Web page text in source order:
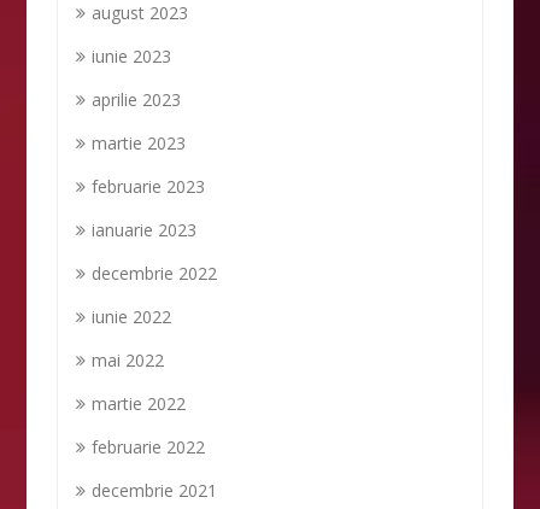
august 2023
iunie 2023
aprilie 2023
martie 2023
februarie 2023
ianuarie 2023
decembrie 2022
iunie 2022
mai 2022
martie 2022
februarie 2022
decembrie 2021